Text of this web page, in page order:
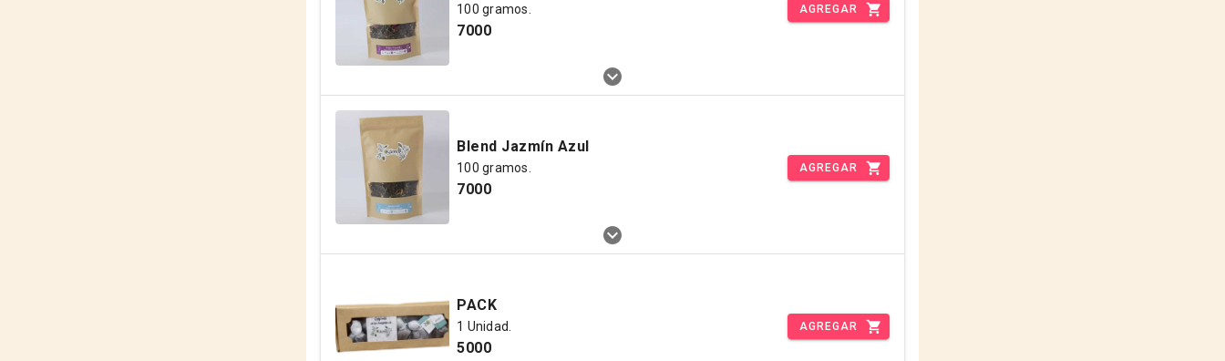
100 gramos.
7000
AGREGAR
Blend Jazmín Azul
100 gramos.
7000
AGREGAR
PACK
1 Unidad.
5000
AGREGAR